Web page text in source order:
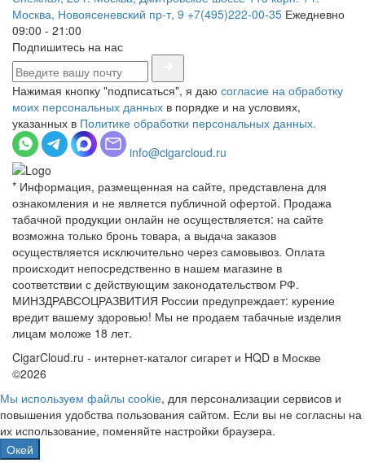
Москва, Новоясеневский пр-т, 9 +7(495)222-00-35 Ежедневно
09:00 - 21:00
Подпишитесь на нас
Нажимая кнопку "подписаться", я даю согласие на обработку
моих персональных данных в порядке и на условиях,
указанных в Политике обработки персональных данных.
info@cigarcloud.ru
* Информация, размещенная на сайте, представлена для
ознакомления и не является публичной офертой. Продажа
табачной продукции онлайн не осуществляется: на сайте
возможна только бронь товара, а выдача заказов
осуществляется исключительно через самовывоз. Оплата
происходит непосредственно в нашем магазине в
соответствии с действующим законодательством РФ.
МИНЗДРАВСОЦРАЗВИТИЯ России предупреждает: курение
вредит вашему здоровью! Мы не продаем табачные изделия
лицам моложе 18 лет.
CigarCloud.ru - интернет-каталог сигарет и HQD в Москве
©2026
Мы используем файлы сооkіе, для персонализации сервисов и
повышения удобства пользования сайтом. Если вы не согласны на
их использование, поменяйте настройки браузера.
Окей